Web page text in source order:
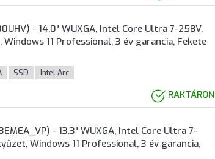
- 14.0" WUXGA, Intel Core Ultra 7-258V,
11 Professional, 3 év garancia, Fekete
SSD Intel Arc
RAKTÁRON
- 13.3" WUXGA, Intel Core Ultra 7-
Windows 11 Professional, 3 év garancia,